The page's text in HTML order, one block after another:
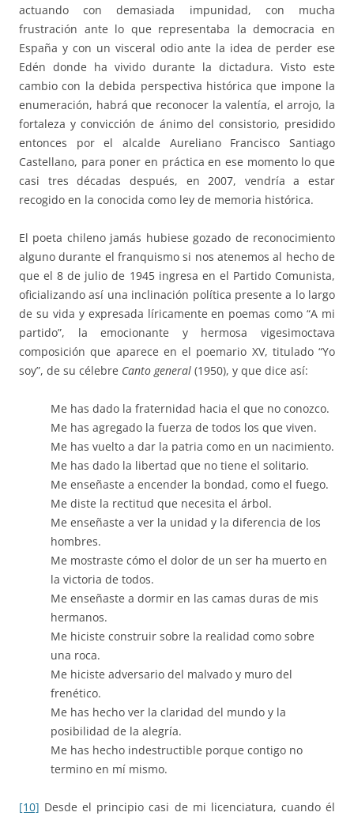
actuando con demasiada impunidad, con mucha
frustración ante lo que representaba la democracia en
España y con un visceral odio ante la idea de perder ese
Edén donde ha vivido durante la dictadura. Visto este
cambio con la debida perspectiva histórica que impone la
enumeración, habrá que reconocer la valentía, el arrojo, la
fortaleza y convicción de ánimo del consistorio, presidido
entonces por el alcalde Aureliano Francisco Santiago
Castellano, para poner en práctica en ese momento lo que
casi tres décadas después, en 2007, vendría a estar
recogido en la conocida como ley de memoria histórica.
El poeta chileno jamás hubiese gozado de reconocimiento
alguno durante el franquismo si nos atenemos al hecho de
que el 8 de julio de 1945 ingresa en el Partido Comunista,
oficializando así una inclinación política presente a lo largo
de su vida y expresada líricamente en poemas como “A mi
partido”, la emocionante y hermosa vigesimoctava
composición que aparece en el poemario XV, titulado “Yo
soy”, de su célebre Canto general (1950), y que dice así:
Me has dado la fraternidad hacia el que no conozco.
Me has agregado la fuerza de todos los que viven.
Me has vuelto a dar la patria como en un nacimiento.
Me has dado la libertad que no tiene el solitario.
Me enseñaste a encender la bondad, como el fuego.
Me diste la rectitud que necesita el árbol.
Me enseñaste a ver la unidad y la diferencia de los
hombres.
Me mostraste cómo el dolor de un ser ha muerto en
la victoria de todos.
Me enseñaste a dormir en las camas duras de mis
hermanos.
Me hiciste construir sobre la realidad como sobre
una roca.
Me hiciste adversario del malvado y muro del
frenético.
Me has hecho ver la claridad del mundo y la
posibilidad de la alegría.
Me has hecho indestructible porque contigo no
termino en mí mismo.
[10] Desde el principio casi de mi licenciatura, cuando él